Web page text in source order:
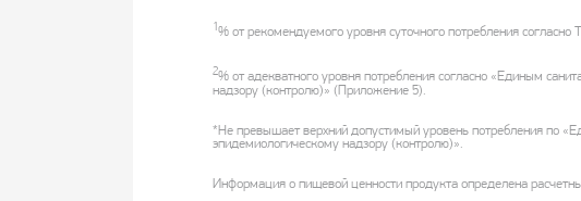
1% от рекомендуемого уровня суточного потребления
2% от адекватного уровня потребления согласно «Единым
надзору (контролю)» (Приложение 5).
*Не превышает верхний допустимый уровень потребления по
эпидемиологическому надзору (контролю)».
Информация о пищевой ценности продукта определена